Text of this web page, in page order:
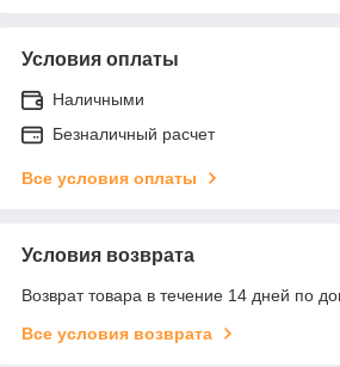
Условия оплаты
Наличными
Безналичный расчет
Все условия оплаты
Условия возврата
Возврат товара в течение 14 дней по
Все условия возврата